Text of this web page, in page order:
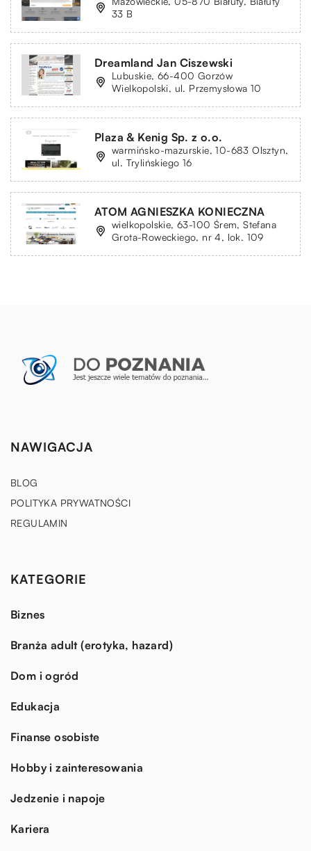
33 B
Dreamland Jan Ciszewski
Lubuskie, 66-400 Gorzów
Wielkopolski, ul. Przemysłowa 10
Plaza & Kenig Sp. z o.o.
warmińsko-mazurskie, 10-683 Olsztyn,
ul. Trylińskiego 16
ATOM AGNIESZKA KONIECZNA
wielkopolskie, 63-100 Śrem, Stefana
Grota-Roweckiego, nr 4, lok. 109
NAWIGACJA
BLOG
POLITYKA PRYWATNOŚCI
REGULAMIN
KATEGORIE
Biznes
Branża adult (erotyka, hazard)
Dom i ogród
Edukacja
Finanse osobiste
Hobby i zainteresowania
Jedzenie i napoje
Kariera